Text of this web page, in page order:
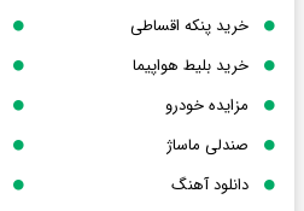
خرید پنکه اقساطی
خرید بلیط هواپیما
مزایده خودرو
صندلی ماساژ
دانلود آهنگ